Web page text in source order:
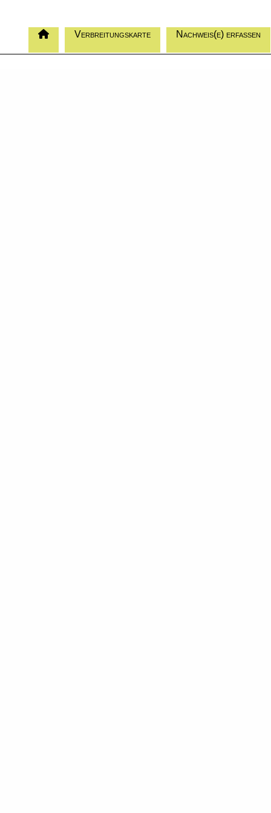
Verbreitungskarte Nachweis(e) erfassen